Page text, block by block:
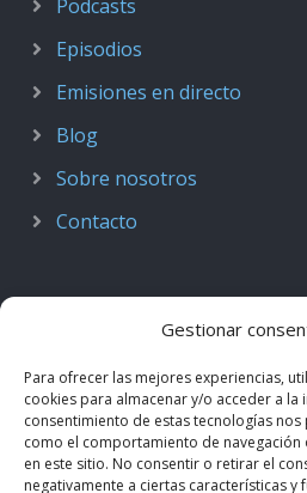
Gestionar
Para ofrecer las mejores experiencias,
cookies para almacenar y/o acceder a
consentimiento de estas tecnologías
como el comportamiento de navegación
en este sitio. No consentir o retirar el
negativamente a ciertas características y
Podcasts
Episodios
Emisiones en directo
Blog
Sobre nosotros
Contacto